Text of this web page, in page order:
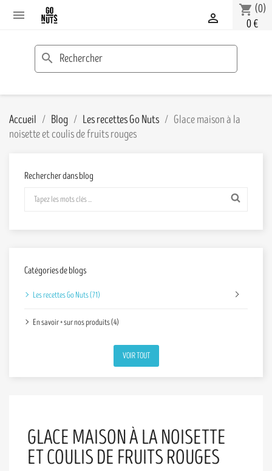
 shopping_cart (0)
0 €

search
Accueil Blog Les recettes Go Nuts
Glace maison à la
noisette et coulis de fruits rouges
Rechercher dans blog
Catégories de blogs
Les recettes Go Nuts (71)
En savoir + sur nos produits (4)
VOIR TOUT
GLACE MAISON À LA NOISETTE
ET COULIS DE FRUITS ROUGES